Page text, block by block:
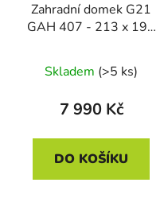
Zahradní domek G21
GAH 407 - 213 x 191
Skladem (>5 ks)
7 990 Kč
DO KOŠÍKU